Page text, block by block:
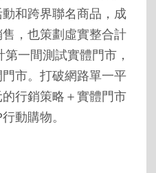
和跨界聯名商品，成
，也策劃虛實整合計
一間測試實體門市，
市。打破網路單一平
行銷策略＋實體門市
行動購物。